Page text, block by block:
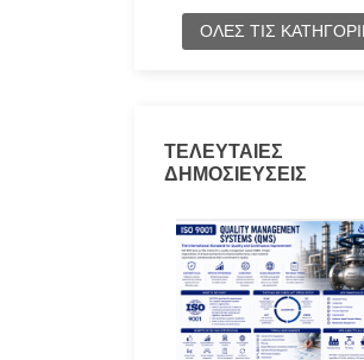
ΌΛΕΣ ΤΙΣ
ΤΕΛΕΥΤΑΊΕΣ
ΔΗΜΟΣΙΕΎΣΕΙΣ